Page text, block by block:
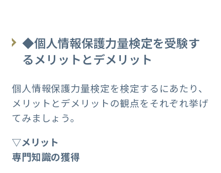
◆個人情報保護力量検定を受験す
るメリットとデメリット
個人情報保護力量検定を検定するにあたり、
メリットとデメリットの観点をそれぞれ挙げ
てみましょう。
▽メリット
専門知識の獲得